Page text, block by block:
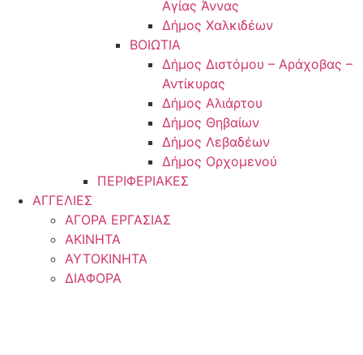
Αγίας Άννας
Δήμος Χαλκιδέων
ΒΟΙΩΤΙΑ
Δήμος Διστόμου – Αράχοβας –
Αντίκυρας
Δήμος Αλιάρτου
Δήμος Θηβαίων
Δήμος Λεβαδέων
Δήμος Ορχομενού
ΠΕΡΙΦΕΡΙΑΚΕΣ
ΑΓΓΕΛΙΕΣ
ΑΓΟΡΑ ΕΡΓΑΣΙΑΣ
ΑΚΙΝΗΤΑ
ΑΥΤΟΚΙΝΗΤΑ
ΔΙΑΦΟΡΑ